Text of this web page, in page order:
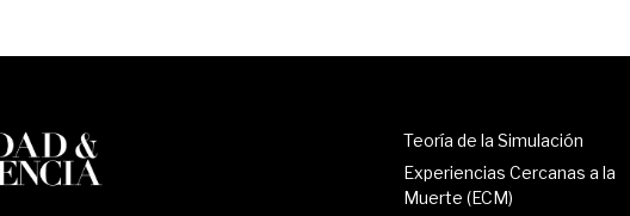
Teoría de la Simulación
Experiencias Cercanas a la
Muerte (ECM)